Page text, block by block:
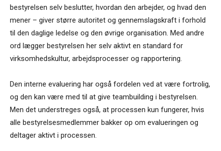
bestyrelsen selv beslutter, hvordan den arbejder, og hvad den
mener – giver større autoritet og gennemslagskraft i forhold
til den daglige ledelse og den øvrige organisation. Med andre
ord lægger bestyrelsen her selv aktivt en standard for
virksomhedskultur, arbejdsprocesser og rapportering.
Den interne evaluering har også fordelen ved at være fortrolig,
og den kan være med til at give teambuilding i bestyrelsen.
Men det understreges også, at processen kun fungerer, hvis
alle bestyrelsesmedlemmer bakker op om evalueringen og
deltager aktivt i processen.